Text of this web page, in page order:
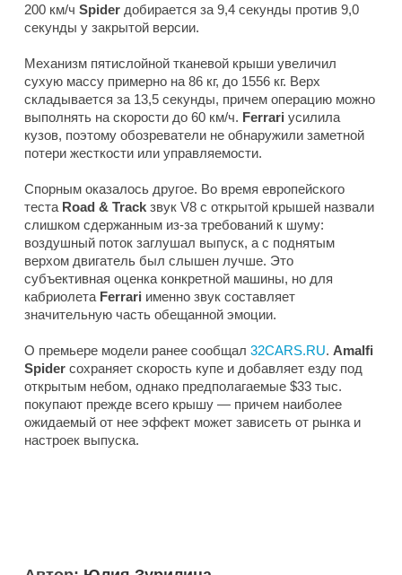
200 км/ч Spider добирается за 9,4 секунды против 9,0
секунды у закрытой версии.
Механизм пятислойной тканевой крыши увеличил
сухую массу примерно на 86 кг, до 1556 кг. Верх
складывается за 13,5 секунды, причем операцию можно
выполнять на скорости до 60 км/ч. Ferrari усилила
кузов, поэтому обозреватели не обнаружили заметной
потери жесткости или управляемости.
Спорным оказалось другое. Во время европейского
теста Road & Track звук V8 с открытой крышей назвали
слишком сдержанным из-за требований к шуму:
воздушный поток заглушал выпуск, а с поднятым
верхом двигатель был слышен лучше. Это
субъективная оценка конкретной машины, но для
кабриолета Ferrari именно звук составляет
значительную часть обещанной эмоции.
О премьере модели ранее сообщал 32CARS.RU. Amalfi
Spider сохраняет скорость купе и добавляет езду под
открытым небом, однако предполагаемые $33 тыс.
покупают прежде всего крышу — причем наиболее
ожидаемый от нее эффект может зависеть от рынка и
настроек выпуска.